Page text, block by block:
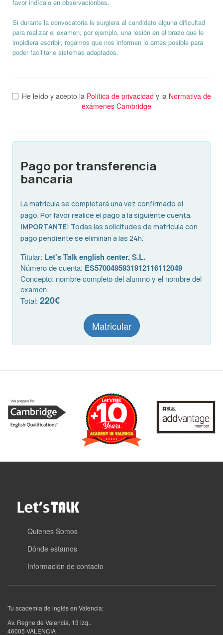
favor indícalo en observacionbes.
Si durante la convocatoria le surgiera al candidato alguna dificultad
para realizar el examen, por ejemplo, una lesión en el brazo que le
impidiera escribir, rogamos que nos informen lo antes posible para
poder facilitarle sistemas adaptados.
He leído y acepto la Política de privacidad y la Normativa de
exámenes Cambridge
Pago por transferencia
bancaria
La matrícula se completará una vez confirmado el
pago. Por favor realice el pago a la siguiente cuenta.
IMPORTANTE: Todas las solicitudes de matrícula con
pago pendiente se eliminan a las 24h.
Titular: Let's Talk english center, S.L.
Número de cuenta: ES5700495931912116112049
Concepto: nombre completo del alumno y el nombre del
examen
Total: 220€
Matricular
Quienes Somos
Dónde estamos
Información de contacto
Tu academia de inglés en Valencia:
Av. Regne de Valencia, 13 izq..
46005 VALENCIA